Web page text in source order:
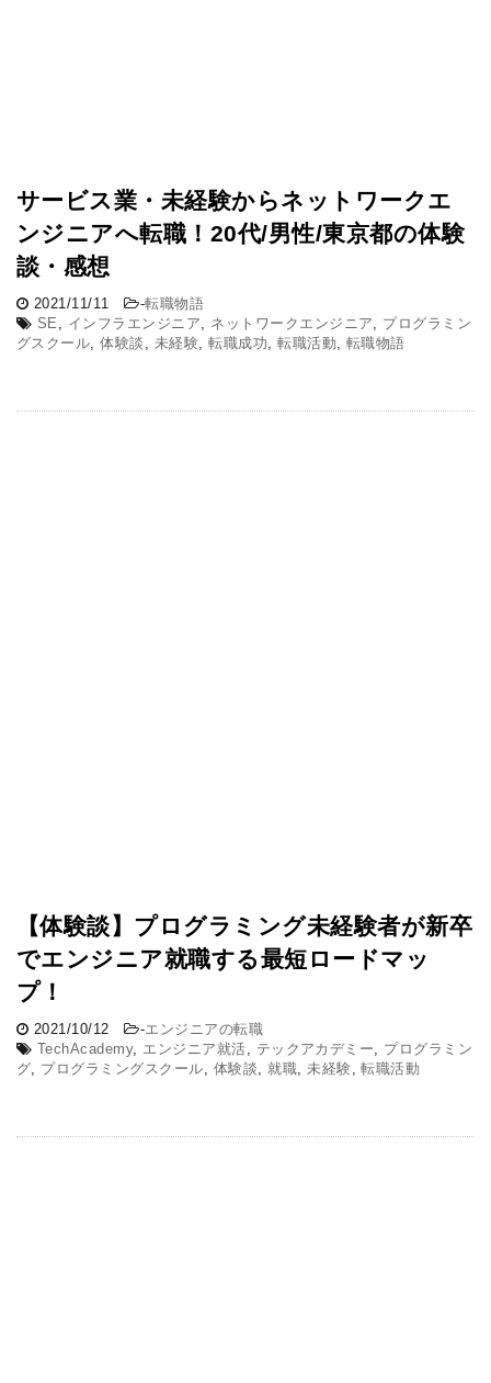
サービス業・未経験からネットワークエ
ンジニアへ転職！20代/男性/東京都の体験
談・感想
2021/11/11 -転職物語
SE , インフラエンジニア, ネットワークエンジニア, プログラミン
グスクール,体験談 , 未経験,転職成功,転職活動, 転職物語
【体験談】プログラミング未経験者が新卒
でエンジニア就職する最短ロードマッ
プ！
2021/10/12 -エンジニアの転職
TechAcademy, エンジニア就活, テックアカデミー, プログラミン
グ, プログラミングスクール, 体験談,就職,未経験,転職活動